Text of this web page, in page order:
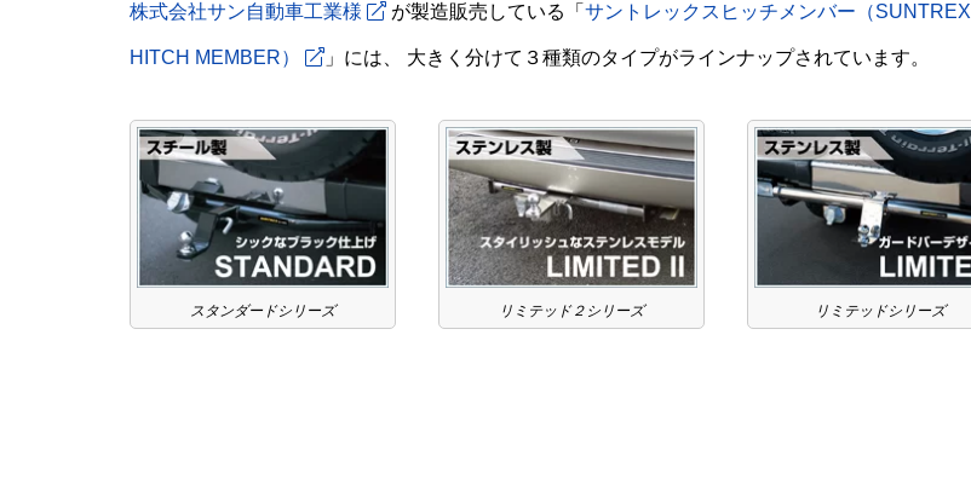
株式会社サン自動車工業様 が製造販売している「 サントレックスヒッチメンバー（SUNTREX
HITCH MEMBER） 」には、 大きく分けて３種類のタイプがラインナップされています。
スタンダードシリーズ リミテッド２シリーズ リミテッドシリーズ